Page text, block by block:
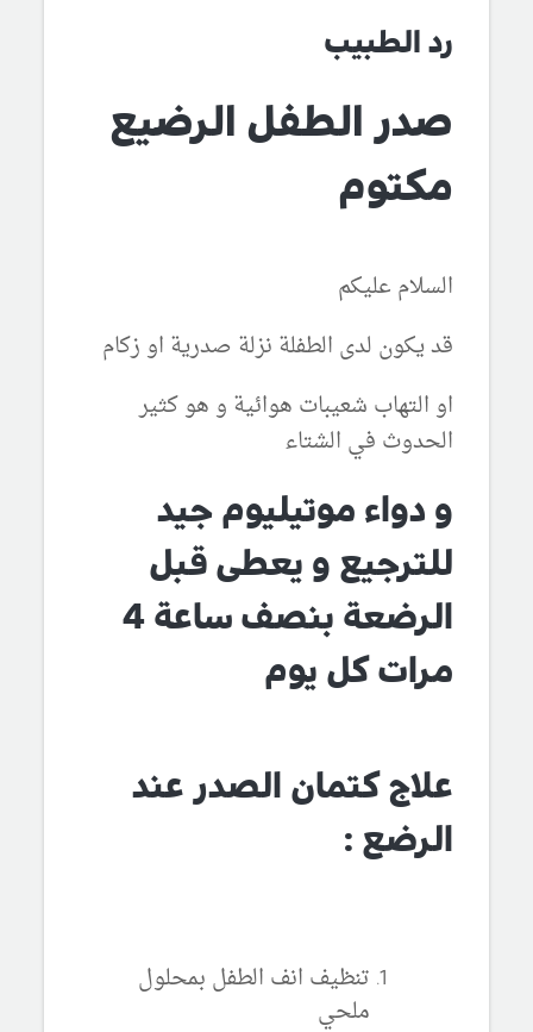
رد الطبيب
صدر الطفل الرضيع
مكتوم
السلام عليكم
قد يكون لدى الطفلة نزلة صدرية او زكام
او التهاب شعيبات هوائية و هو كثير
الحدوث في الشتاء
و دواء موتيليوم جيد
للترجيع و يعطى قبل
الرضعة بنصف ساعة 4
مرات كل يوم
علاج كتمان الصدر عند
الرضع :
تنظيف انف الطفل بمحلول
ملحي